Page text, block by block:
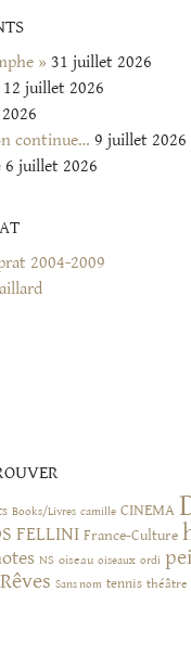
» 31 juillet 2026
12 juillet 2026
continue… 9 juillet 2026
6 juillet 2026
2004-2009
Books/Livres camille CINEMA
FELLINI France-Culture
NS oiseau oiseaux ordi
Rêves Sans nom tennis théâtre